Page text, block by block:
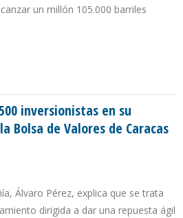
un millón 105.000 barriles
inversionistas en su
Bolsa de Valores de Caracas
Álvaro Pérez, explica que se trata
dirigida a dar una repuesta ágil